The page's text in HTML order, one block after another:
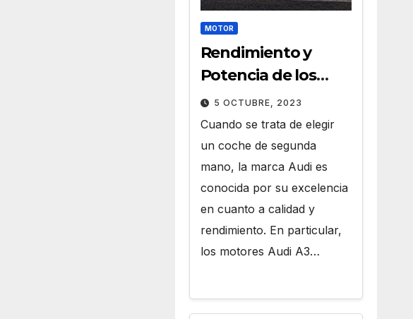
MOTOR
Rendimiento y
Potencia de los
Motores Audi A3 de
Segunda Mano
5 OCTUBRE, 2023
Cuando se trata de elegir
un coche de segunda
mano, la marca Audi es
conocida por su excelencia
en cuanto a calidad y
rendimiento. En particular,
los motores Audi A3…